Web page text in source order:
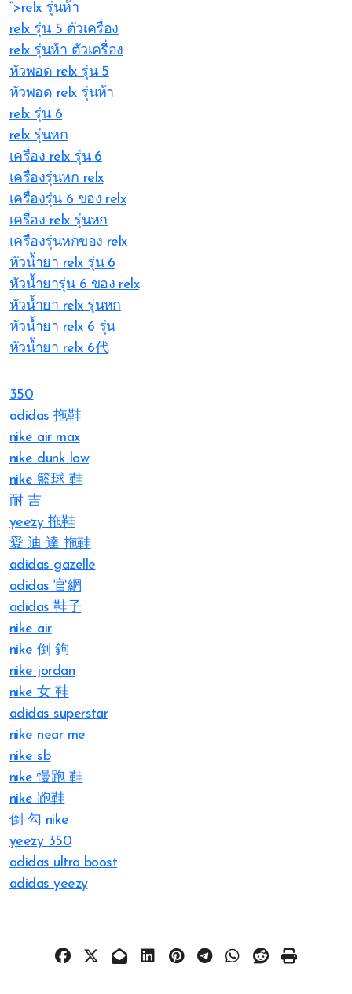
“>relx รุ่นห้า
relx รุ่น 5 ตัวเครื่อง
relx รุ่นห้า ตัวเครื่อง
หัวพอด relx รุ่น 5
หัวพอด relx รุ่นห้า
relx รุ่น 6
relx รุ่นหก
เครื่อง relx รุ่น 6
เครื่องรุ่นหก relx
เครื่องรุ่น 6 ของ relx
เครื่อง relx รุ่นหก
เครื่องรุ่นหกของ relx
หัวน้ำยา relx รุ่น 6
หัวน้ำยารุ่น 6 ของ relx
หัวน้ำยา relx รุ่นหก
หัวน้ำยา relx 6 รุ่น
หัวน้ำยา relx 6代
350
adidas 拖鞋
nike air max
nike dunk low
nike 籃球 鞋
耐 吉
yeezy 拖鞋
愛 迪 達 拖鞋
adidas gazelle
adidas 官網
adidas 鞋子
nike air
nike 倒 鉤
nike jordan
nike 女 鞋
adidas superstar
nike near me
nike sb
nike 慢跑 鞋
nike 跑鞋
倒 勾 nike
yeezy 350
adidas ultra boost
adidas yeezy